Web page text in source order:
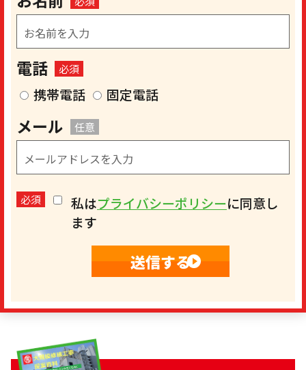
電話 必須
携帯電話 固定電話
メール 任意
必須 私はプライバシーポリシーに同意し
ます